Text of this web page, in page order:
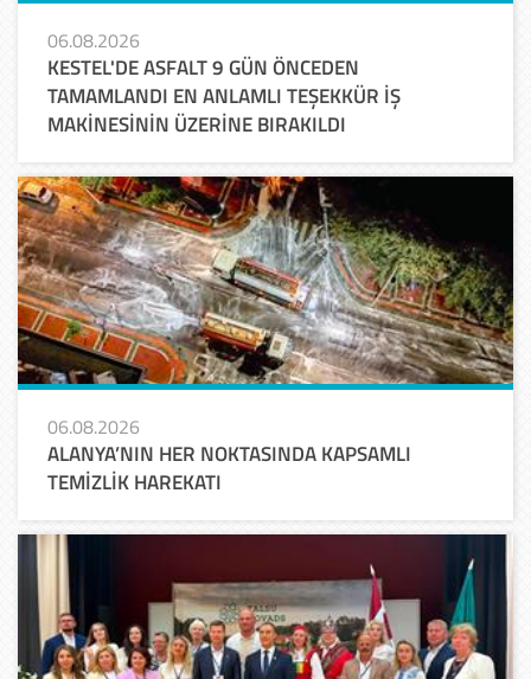
06.08.2026
KESTEL'DE ASFALT 9 GÜN ÖNCEDEN
TAMAMLANDI EN ANLAMLI TEŞEKKÜR İŞ
MAKİNESİNİN ÜZERİNE BIRAKILDI
06.08.2026
ALANYA’NIN HER NOKTASINDA KAPSAMLI
TEMİZLİK HAREKATI